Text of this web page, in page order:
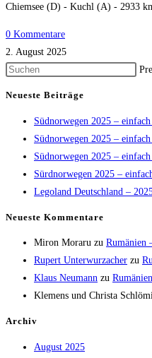
Chiemsee (D) - Kuchl (A) - 2933
0 Kommentare
2. August 2025
Neueste Beiträge
Südnorwegen 2025 –
Südnorwegen 2025 –
Südnorwegen 2025 –
Sürdnorwegen 2025 –
Legoland Deutschland –
Neueste Kommentare
Miron Moraru zu Rumänien
Rupert Unterwurzacher zu
Klaus Neumann zu
Klemens und Christa
Archiv
August 2025